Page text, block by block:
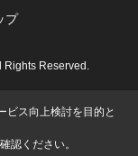
プ
Rights Reserved.
ビス向上検討を目的と
認ください。